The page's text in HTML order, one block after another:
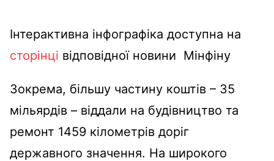
Інтерактивна інфографіка доступна на
сторінці відповідної новини Мінфіну
Зокрема, більшу частину коштів – 35
мільярдів – віддали на будівництво та
ремонт 1459 кілометрів доріг
державного значення. На широкого